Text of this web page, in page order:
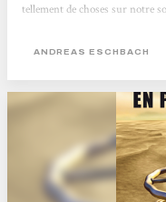
tellement de choses sur notre
véridique- ce qui nous pend au
ANDREAS ESCHBACH